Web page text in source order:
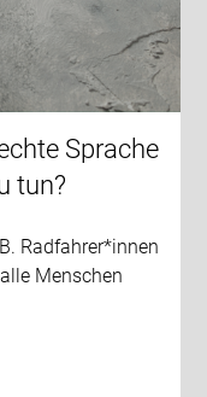
Sprache
tun?
Radfahrer*innen
Menschen